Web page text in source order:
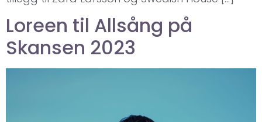
Loreen til Allsång på
Skansen 2023